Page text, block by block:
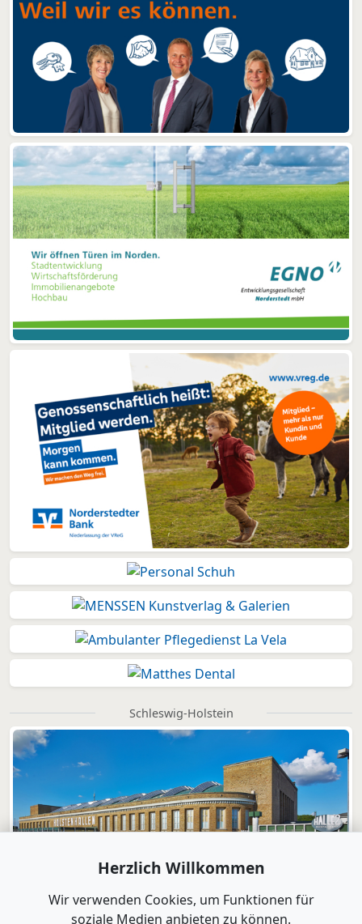
Schleswig-Holstein
Herzlich Willkommen
Wir verwenden Cookies, um Funktionen für
soziale Medien anbieten zu können.